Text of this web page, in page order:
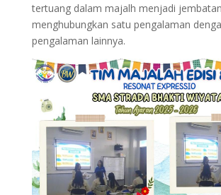
tertuang dalam majalh menjadi
menghubungkan satu pengalaman
pengalaman lainnya.